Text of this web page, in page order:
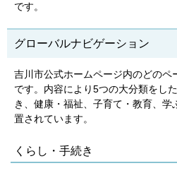
です。
グローバルナビゲーション
吉川市公式ホームページ内のどのペ
です。内容により5つの大分類をし
き、健康・福祉、子育て・教育、
置されています。
くらし・手続き